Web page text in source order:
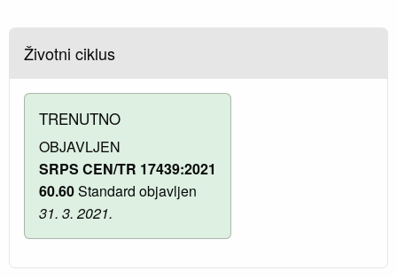
Životni ciklus
TRENUTNO
OBJAVLJEN
SRPS CEN/TR 17439:2021
60.60Standard objavljen
31. 3. 2021.